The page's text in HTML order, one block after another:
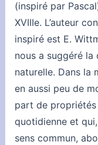
(inspiré par
XVIIIe. L’auteur
inspiré est E.
nous a suggéré
naturelle. Dans la
en aussi peu de
part de propriétés
quotidienne et
sens commun,